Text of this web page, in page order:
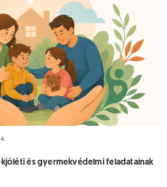
és gyermekvédelmi feladatainak